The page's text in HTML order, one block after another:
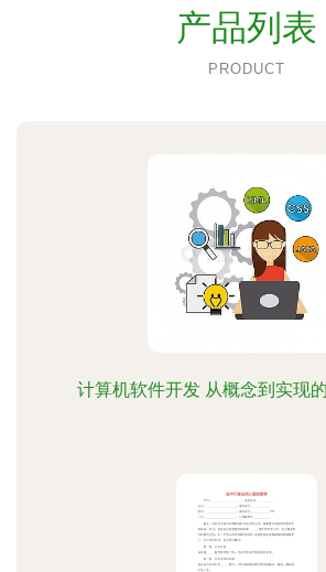
产品列表
PRODUCT
计算机软件开发 从概念到实现